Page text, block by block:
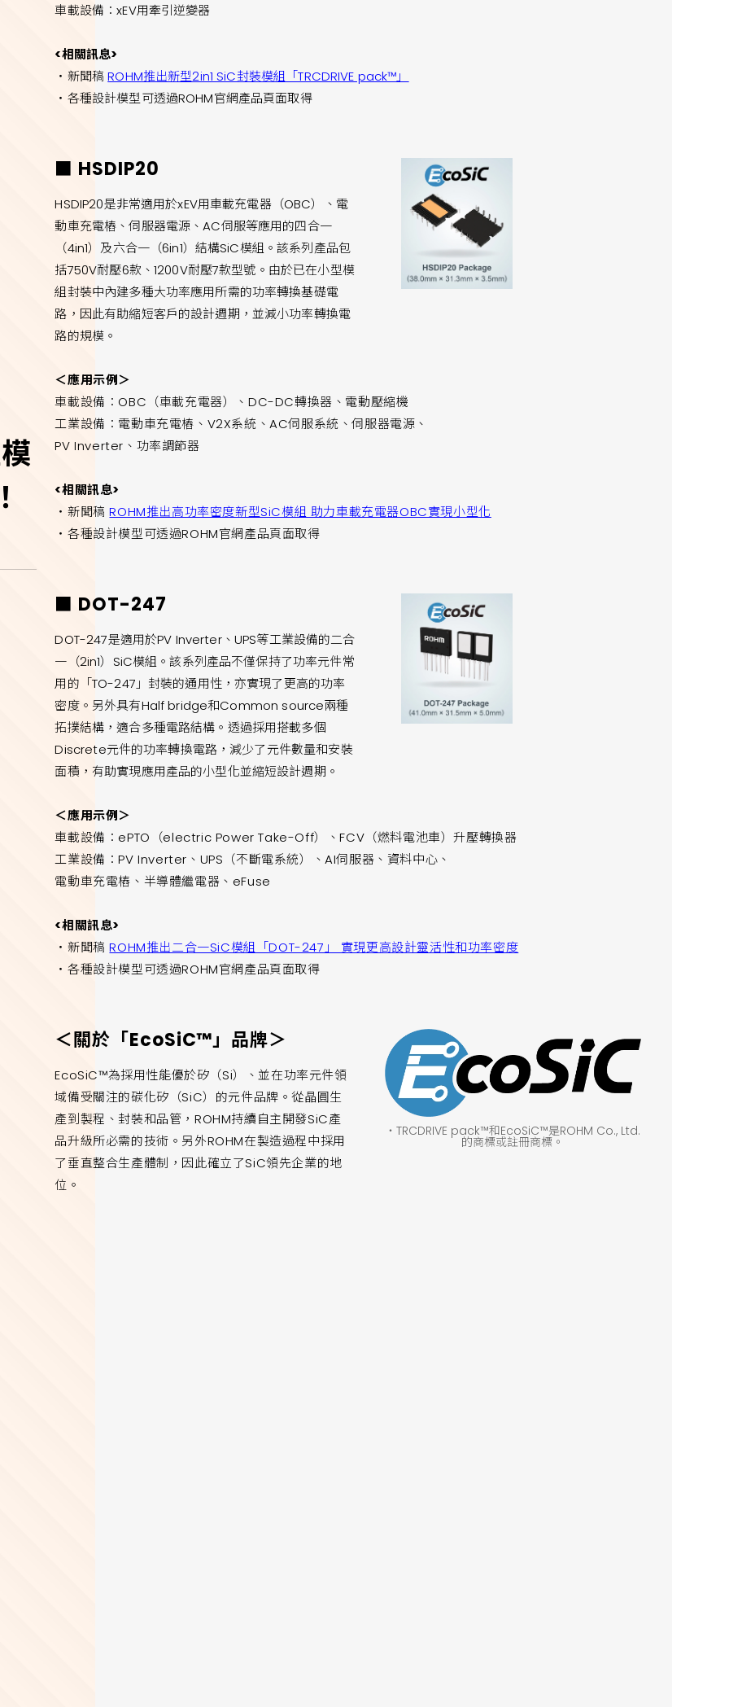
車載設備：xEV用牽引逆變器
<相關訊息>
・新聞稿ROHM推出新型2in1 SiC封裝模組「TRCDRIVE pack™」
・各種設計模型可透過ROHM官網產品頁面取得
■ HSDIP20
HSDIP20是非常適用於xEV用車載充電器（OBC）、電
動車充電樁、伺服器電源、AC伺服等應用的四合一
（4in1）及六合一（6in1）結構SiC模組。該系列產品包
括750V耐壓6款、1200V耐壓7款型號。由於已在小型模
組封裝中內建多種大功率應用所需的功率轉換基礎電
路，因此有助縮短客戶的設計週期，並減小功率轉換電
路的規模。
＜應用示例＞
車載設備：OBC（車載充電器）、DC-DC轉換器、電動壓縮機
工業設備：電動車充電樁、V2X系統、AC伺服系統、伺服器電源、
PV Inverter、功率調節器
<相關訊息>
・新聞稿ROHM推出高功率密度新型SiC模組 助力車載充電器OBC實現小型化
・各種設計模型可透過ROHM官網產品頁面取得
■ DOT-247
DOT-247是適用於PV Inverter、UPS等工業設備的二合
一（2in1）SiC模組。該系列產品不僅保持了功率元件常
用的「TO-247」封裝的通用性，亦實現了更高的功率
密度。另外具有Half bridge和Common source兩種
拓撲結構，適合多種電路結構。透過採用搭載多個
Discrete元件的功率轉換電路，減少了元件數量和安裝
面積，有助實現應用產品的小型化並縮短設計週期。
＜應用示例＞
車載設備：ePTO（electric Power Take-Off）、FCV（燃料電池車）升壓轉換器
工業設備：PV Inverter、UPS（不斷電系統）、AI伺服器、資料中心、
電動車充電樁、半導體繼電器、eFuse
<相關訊息>
・新聞稿ROHM推出二合一SiC模組「DOT-247」 實現更高設計靈活性和功率密度
・各種設計模型可透過ROHM官網產品頁面取得
・TRCDRIVE pack™和EcoSiC™是ROHM Co., Ltd.
的商標或註冊商標。
＜關於「EcoSiC™」品牌＞
EcoSiC™為採用性能優於矽（Si）、並在功率元件領
域備受關注的碳化矽（SiC）的元件品牌。從晶圓生
產到製程、封裝和品管，ROHM持續自主開發SiC產
品升級所必需的技術。另外ROHM在製造過程中採用
了垂直整合生產體制，因此確立了SiC領先企業的地
位。